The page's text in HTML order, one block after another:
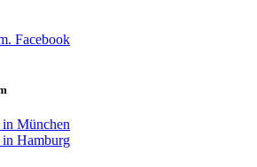
Facebook
München
Hamburg